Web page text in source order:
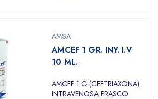
AMSA
AMCEF 1 GR. INY. I.V
10 ML.
AMCEF 1 G (CEFTRIAXONA)
INTRAVENOSA FRASCO